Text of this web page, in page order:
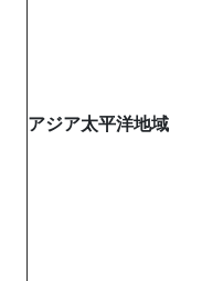
アジア太平洋地域